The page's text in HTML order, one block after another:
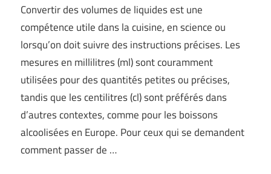
Convertir des volumes de liquides est une
compétence utile dans la cuisine, en science ou
lorsqu’on doit suivre des instructions précises. Les
mesures en millilitres (ml) sont couramment
utilisées pour des quantités petites ou précises,
tandis que les centilitres (cl) sont préférés dans
d’autres contextes, comme pour les boissons
alcoolisées en Europe. Pour ceux qui se demandent
comment passer de …